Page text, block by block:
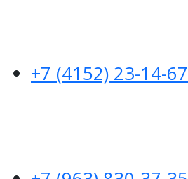
+7 (4152) 23-14-67